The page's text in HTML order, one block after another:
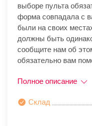
выборе пульта
форма совпадала с
были на своих
должны быть
сообщите нам об
обязательно вам
Полное описание
Склад